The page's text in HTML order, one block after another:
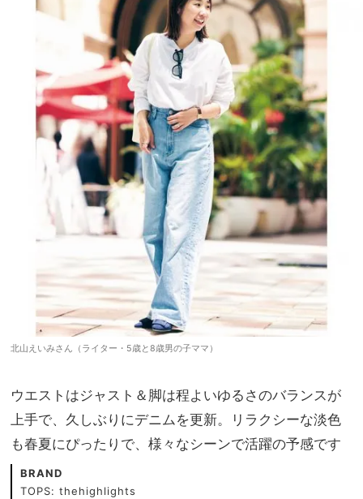
北山えいみさん（ライター・5歳と8歳男の子ママ）
ウエストはジャスト＆脚は程よいゆるさのバランスが
上手で、久しぶりにデニムを更新。リラクシーな淡色
も春夏にぴったりで、様々なシーンで活躍の予感です
BRAND
TOPS: thehighlights